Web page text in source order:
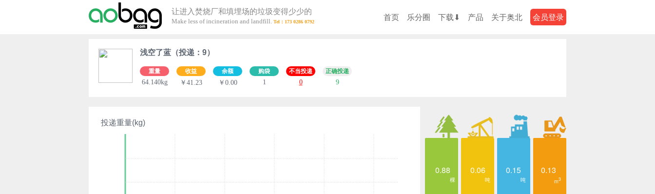
让进入焚烧厂和填埋场的垃圾变得少少的
Make less of incineration and landfill. 首页 乐分圈 下载⬇ 产品 关于奥北 会员登录
浅空了蓝（投递：9）
重量
64.140kg
收益
￥41.23
余额
￥0.00
购袋
1
不当投递
0
正确投递
9
投递重量(kg)
0.88
棵
0.06
吨
0.15
吨
0.13
m3